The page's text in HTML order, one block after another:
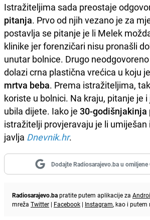
Istražiteljima sada preostaje
pitanja. Prvo od njih vezano je za
postavlja se pitanje je li Melek
klinike jer forenzičari nisu pronašli
unutar bolnice. Drugo
dolazi crna plastična vrećica u koju
mrtva beba. Prema istražiteljima,
koriste u bolnici. Na kraju, pitanje je
ubila dijete. Iako je 30-godišnjakinja
istražitelji provjeravaju je li umiješan
javlja Dnevnik.hr.
Dodajte Radiosarajevo.ba u omiljene
Radiosarajevo.bapratite putem aplikacije za
mreža Twitter | Facebook | Instagram, kao i putem